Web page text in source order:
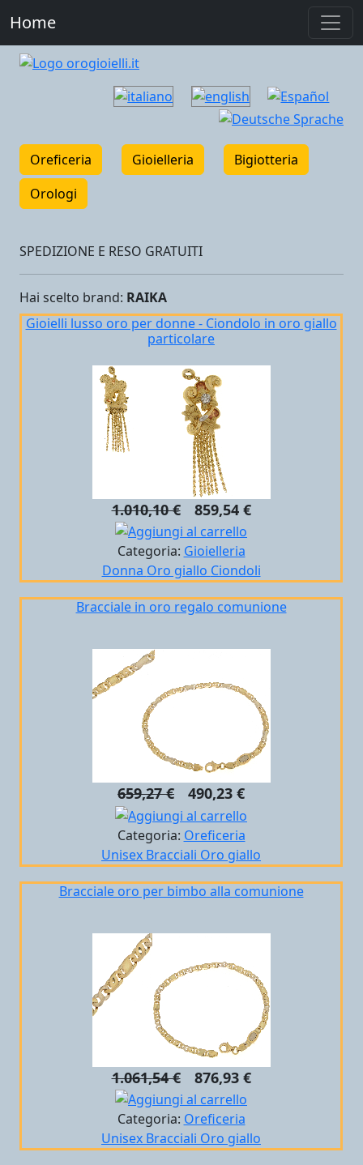
Home
Oreficeria Gioielleria
Bigiotteria
Orologi
SPEDIZIONE E RESO GRATUITI
Hai scelto brand: RAIKA
Gioielli lusso oro per donne - Ciondolo in oro giallo
particolare
1.010,10 € 859,54 €
Categoria: Gioielleria
Donna Oro giallo Ciondoli
Bracciale in oro regalo comunione
659,27 € 490,23 €
Categoria: Oreficeria
Unisex Bracciali Oro giallo
Bracciale oro per bimbo alla comunione
1.061,54 € 876,93 €
Categoria: Oreficeria
Unisex Bracciali Oro giallo